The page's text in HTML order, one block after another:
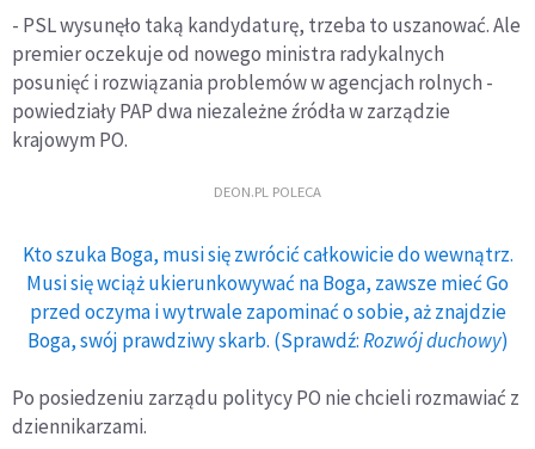
- PSL wysunęło taką kandydaturę, trzeba to uszanować. Ale
premier oczekuje od nowego ministra radykalnych
posunięć i rozwiązania problemów w agencjach rolnych -
powiedziały PAP dwa niezależne źródła w zarządzie
krajowym PO.
DEON.PL POLECA
Kto szuka Boga, musi się zwrócić całkowicie do wewnątrz.
Musi się wciąż ukierunkowywać na Boga, zawsze mieć Go
przed oczyma i wytrwale zapominać o sobie, aż znajdzie
Boga, swój prawdziwy skarb. (Sprawdź:Rozwój duchowy)
Po posiedzeniu zarządu politycy PO nie chcieli rozmawiać z
dziennikarzami.